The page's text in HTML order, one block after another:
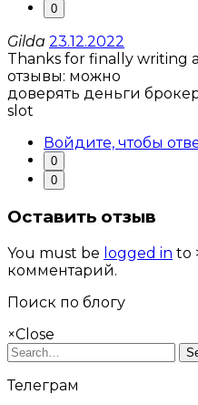
0
Gilda 23.12.2022
Thanks for finally writing
отзывы: можно
доверять деньги
slot
Войдите, чтобы
0
0
Оставить отзыв
You must be logged in to
комментарий.
Поиск по блогу
×Close
Телеграм